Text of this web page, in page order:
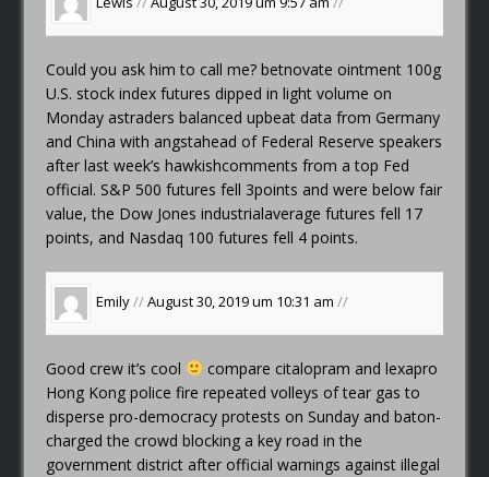
Could you ask him to call me?betnovate ointment 100g
U.S. stock index futures dipped in light volume on
Monday astraders balanced upbeat data from Germany
and China with angstahead of Federal Reserve speakers
after last week’s hawkishcomments from a top Fed
official. S&P 500 futures fell 3points and were below fair
value, the Dow Jones industrialaverage futures fell 17
points, and Nasdaq 100 futures fell 4 points.
Emily//August 30, 2019 um 10:31 am//
Good crew it’s cool
compare citalopram and lexapro
Hong Kong police fire repeated volleys of tear gas to
disperse pro-democracy protests on Sunday and baton-
charged the crowd blocking a key road in the
government district after official warnings against illegal